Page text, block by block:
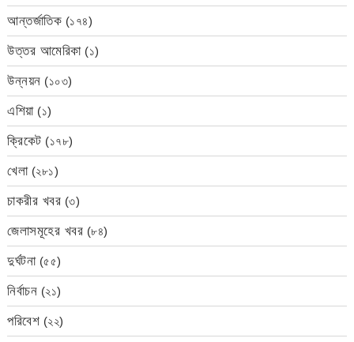
আন্তর্জাতিক (১৭৪)
উত্তর আমেরিকা(১)
উন্নয়ন (১০৩)
এশিয়া(১)
ক্রিকেট (১৭৮)
খেলা(২৮১)
চাকরীর খবর (৩)
জেলাসমূহের খবর (৮৪)
দুর্ঘটনা(৫৫)
নির্বাচন (২১)
পরিবেশ (২২)